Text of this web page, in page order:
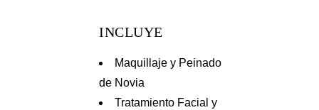
INCLUYE
Maquillaje y Peinado
de Novia
Tratamiento Facial y